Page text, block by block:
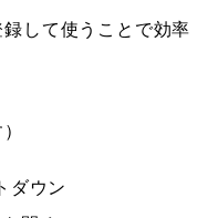
して使うことで効率
ダウン